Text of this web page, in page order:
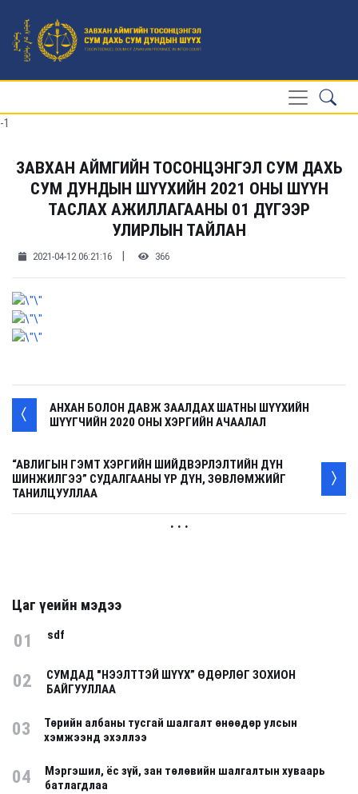
-1
ЗАВХАН АЙМГИЙН ТОСОНЦЭНГЭЛ СУМ ДАХЬ
СУМ ДУНДЫН ШҮҮХИЙН 2021 ОНЫ ШҮҮН
ТАСЛАХ АЖИЛЛАГААНЫ 01 ДҮГЭЭР
УЛИРЛЫН ТАЙЛАН
2021-04-12 06:21:16 | 366
АНХАН БОЛОН ДАВЖ ЗААЛДАХ ШАТНЫ ШҮҮХИЙН
ШҮҮГЧИЙН 2020 ОНЫ ХЭРГИЙН АЧААЛАЛ
“АВЛИГЫН ГЭМТ ХЭРГИЙН ШИЙДВЭРЛЭЛТИЙН ДҮН
ШИНЖИЛГЭЭ” СУДАЛГААНЫ ҮР ДҮН, ЗӨВЛӨМЖИЙГ
ТАНИЛЦУУЛЛАА
. . .
Цаг үеийн мэдээ
01 sdf
02
СУМДАД "НЭЭЛТТЭЙ ШҮҮХ” ӨДӨРЛӨГ ЗОХИОН
БАЙГУУЛЛАА
03
Төрийн албаны тусгай шалгалт өнөөдөр улсын
хэмжээнд эхэллээ
04
Мэргэшил, ёс зүй, зан төлөвийн шалгалтын хуваарь
батлагдлаа